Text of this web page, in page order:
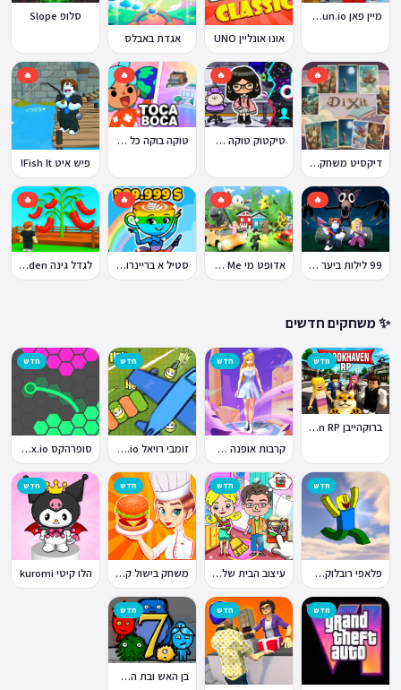
מיין פאן MineFun.io
אונו אונליין UNO אגדת באבלס
סלופ Slope
🔥
דיקסיט משחק Dixit
🔥
טיקטוק טוקה בוקה
🔥
טוקה בוקה כל העולמות בחינם
🔥
פיש איט Fish It!
🔥
99 לילות ביער Nights in the Forest
🔥
אדופט מי Adopt Me!
🔥
סטיל א בריינרוט Steal a Brainrot
🔥
לגדל גינה Grow a Garden
✨ משחקים חדשים
חדש
ברוקהייבן Brookhaven RP
חדש
קרבות אופנה Fashion Battle
חדש
זומבי רויאל ZombsRoyale.io
חדש
סופרהקס Superhex.io
חדש
פלאפי רובלוקס Flappy Roblox
חדש
עיצוב הבית של טוקה בוקה
חדש
משחק בישול קדחת הבישול Cooking Fever
חדש
הלו קיטי kuromi
חדש חדש חדש
בן האש ובת המים 7: וחברים